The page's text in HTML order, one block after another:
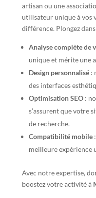
artisan ou une
utilisateur unique à vos
différence. Plongez
Analyse complète de
unique et mérite une
Design personnalisé:
des interfaces
Optimisation SEO:
s’assurent que votre
de recherche.
Compatibilité mobile:
meilleure expérience
Avec notre expertise,
boostez votre activité à